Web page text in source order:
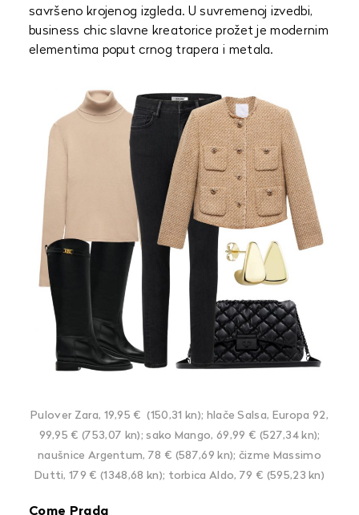
savršeno krojenog izgleda. U suvremenoj izvedbi,
business chic slavne kreatorice prožet je modernim
elementima poput crnog trapera i metala.
Pulover Zara, 19,95 € (150,31 kn); hlače Salsa, Europa 92,
99,95 € (753,07 kn); sako Mango, 69,99 € (527,34 kn);
naušnice Argentum, 78 € (587,69 kn); čizme Massimo
Dutti, 179 € (1348,68 kn); torbica Aldo, 79 € (595,23 kn)
Come Prada